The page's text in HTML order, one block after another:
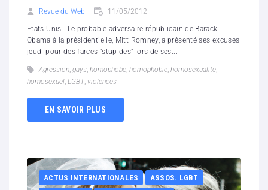
Revue du Web 11/05/2012
Etats-Unis : Le probable adversaire républicain de Barack
Obama à la présidentielle, Mitt Romney, a présenté ses excuses
jeudi pour des farces "stupides" lors de ses...
Agression, gays, homophobe, homophobie, homosexualite,
homosexuel, LGBT, violences
EN SAVOIR PLUS
ACTUS INTERNATIONALES
ASSOS. LGBT